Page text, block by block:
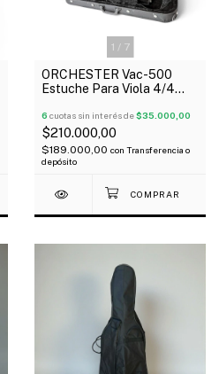
1 / 7
ORCHESTER Vac-500
Estuche Para Viola 4/4
Oblongo
6 cuotas sin interés de$35.000,00
$210.000,00
$189.000,00 con Transferencia o
depósito